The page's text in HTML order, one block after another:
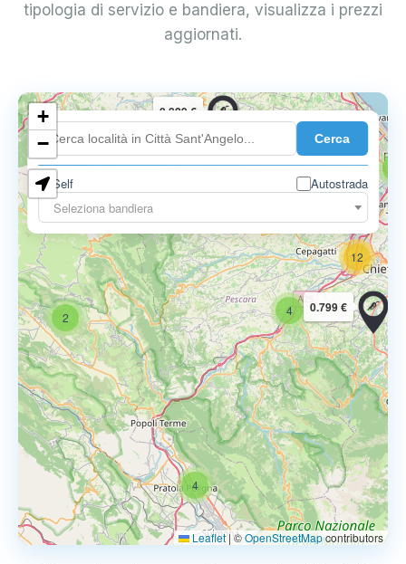
tipologia di servizio e bandiera, visualizza i prezzi
aggiornati.
Cerca
Self
Autostrada
Seleziona bandiera
2
4
4
12
0.829 €
0.797 €
0.799 €
+
−
Leaflet|©OpenStreetMapcontributors